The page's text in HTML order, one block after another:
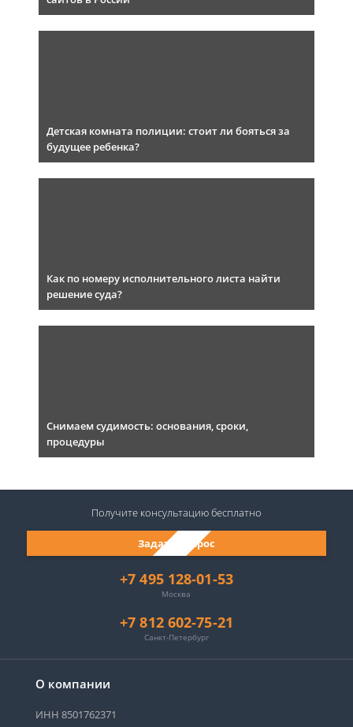
Детская комната полиции: стоит ли бояться за
будущее ребенка?
Как по номеру исполнительного листа найти
решение суда?
Снимаем судимость: основания, сроки,
процедуры
О компании
ИНН 8501762371
+7 495 128-01-53
Москва
+7 812 602-75-21
Санкт-Петербург
Задать вопрос
Получите консультациюбесплатно